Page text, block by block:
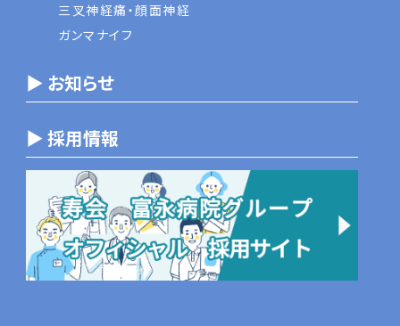
三叉神経痛・顔面神経
ガンマナイフ
▶ お知らせ
▶ 採用情報